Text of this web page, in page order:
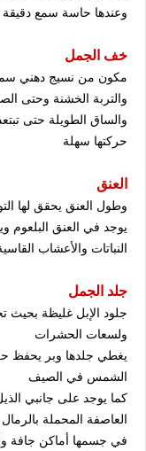
وعندها حاسة سمع دقيقة
خف الجمل
مكون من نسيج دهني
والتربة الخشنة وحتى
والساق الطويلة حتى
حركتها سهلة
العنق
وطول العنق يحقق لها
يوجد في العنق البلعوم
النباتات والأعشاب
جلد الجمل
جلود الإبل غليظة بحيث
ولسعات الحشرات
يغطي جلدها وبر يحفظ
الشمس في الصيف
كما يوجد على جانبي
العاصفة المحملة بالرمال
في جسمها أماكن جافة